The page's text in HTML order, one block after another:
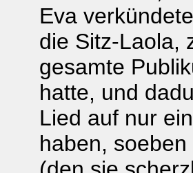
Eva
die Sitz-Laola,
gesamte
hatte, und
Lied auf nur
haben,